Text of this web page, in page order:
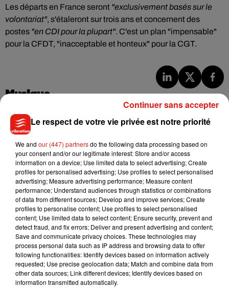
Les départs en France seront "exclusivement basés sur le
volontariat", s'étaleront sur trois ans et concernent des
postes "en CDI pour la plupart". C'est un plan "impensable"
pour la CFDT, "inacceptable et honteux" pour la CGT.
Musique
7 août 2026
dans son nouveau clip
7 août 2026
Madonna sort enfin le remix de « Love
Sensation » avec Kylie Minogue
7 août 2026
Tayc et Didi B dévoilent le single le plus
dansant de l’année
Le respect de votre vie privée est notre priorité
We and our (447) partnersdo the following data processing based on
your consent and/or our legitimate interest: Store and/or access
information on a device; Use limited data to select advertising; Create
profiles for personalised advertising; Use profiles to select personalised
advertising; Measure advertising performance; Measure content
performance; Understand audiences through statistics or combinations
of data from different sources; Develop and improve services; Create
profiles to personalise content; Use profiles to select personalised
content; Use limited data to select content; Ensure security, prevent and
detect fraud, and fix errors; Deliver and present advertising and content;
Save and communicate privacy choices. These technologies may
process personal data such as IP address and browsing data to offer
following functionalities: Identify devices based on information actively
requested; Use precise geolocation data; Match and combine data from
other data sources; Link different devices; Identify devices based on
information transmitted automatically.
Continuer sans accepter